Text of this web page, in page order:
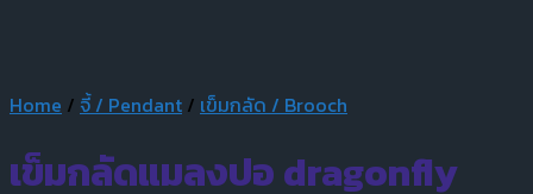
Home / จี้ / Pendant / เข็มกลัด / Brooch
เข็มกลัดแมลงปอ dragonfly